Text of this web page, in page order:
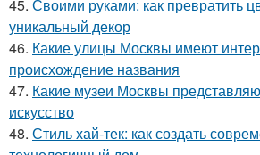
45. Своими руками: как превратить
уникальный декор
46. Какие улицы Москвы имеют
происхождение названия
47. Какие музеи Москвы
искусство
48. Стиль хай-тек: как создать